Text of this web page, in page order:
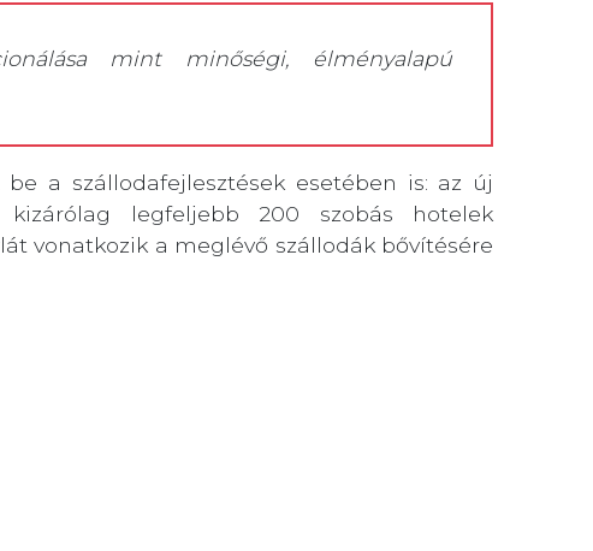
mint minőségi, élményalapú
a szállodafejlesztések esetében is: az új
legfeljebb 200 szobás hotelek
vonatkozik a meglévő szállodák bővítésére